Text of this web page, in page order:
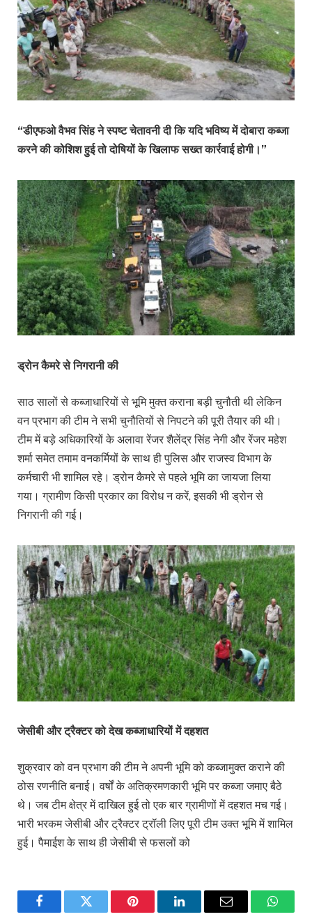
“डीएफओ वैभव सिंह ने स्पष्ट चेतावनी दी कि यदि भविष्य में दोबारा कब्जा
करने की कोशिश हुई तो दोषियों के खिलाफ सख्त कार्रवाई होगी।”
ड्रोन कैमरे से निगरानी की
साठ सालों से कब्जाधारियों से भूमि मुक्त कराना बड़ी चुनौती थी लेकिन
वन प्रभाग की टीम ने सभी चुनौतियों से निपटने की पूरी तैयार की थी।
टीम में बड़े अधिकारियों के अलावा रेंजर शैलेंद्र सिंह नेगी और रेंजर महेश
शर्मा समेत तमाम वनकर्मियों के साथ ही पुलिस और राजस्व विभाग के
कर्मचारी भी शामिल रहे। ड्रोन कैमरे से पहले भूमि का जायजा लिया
गया। ग्रामीण किसी प्रकार का विरोध न करें, इसकी भी ड्रोन से
निगरानी की गई।
जेसीबी और ट्रैक्टर को देख कब्जाधारियों में दहशत
शुक्रवार को वन प्रभाग की टीम ने अपनी भूमि को कब्जामुक्त कराने की
ठोस रणनीति बनाई। वर्षों के अतिक्रमणकारी भूमि पर कब्जा जमाए बैठे
थे। जब टीम क्षेत्र में दाखिल हुई तो एक बार ग्रामीणों में दहशत मच गई।
भारी भरकम जेसीबी और ट्रैक्टर ट्रॉली लिए पूरी टीम उक्त भूमि में शामिल
हुई। पैमाईश के साथ ही जेसीबी से फसलों को
FacebookTwitter Pinterest LinkedInEmail